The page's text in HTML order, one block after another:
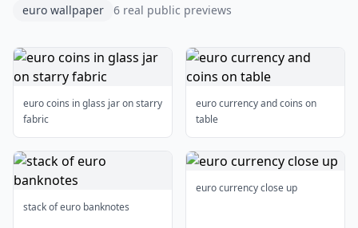
euro wallpaper
6 real public previews
euro coins in glass jar on starry
fabric
euro currency and coins on
table
stack of euro banknotes
euro currency close up